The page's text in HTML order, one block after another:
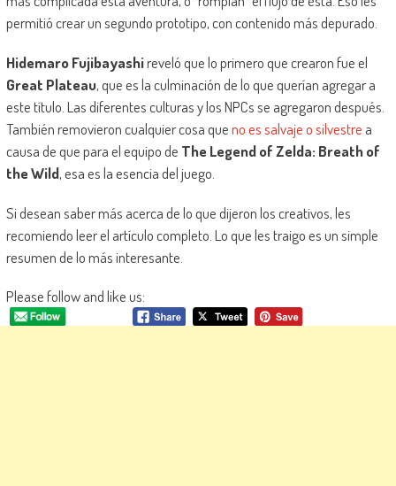
permitió crear un segundo prototipo, con contenido más depurado.
Hidemaro Fujibayashireveló que lo primero que crearon fue el
Great Plateau, que es la culminación de lo que querían agregar a
este título. Las diferentes culturas y los NPCs se agregaron después.
También removieron cualquier cosa queno es salvaje o silvestre a
causa de que para el equipo de The Legend of Zelda: Breath of
the Wild, esa es la esencia del juego.
Si desean saber más acerca de lo que dijeron los creativos, les
recomiendo leer el artículo completo. Lo que les traigo es un simple
resumen de lo más interesante.
Please follow and like us: